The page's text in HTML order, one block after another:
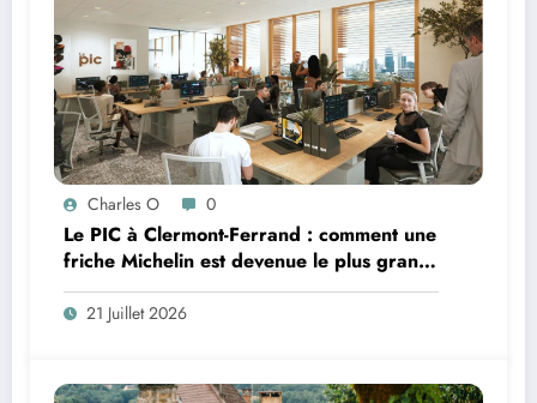
Charles O 0
Le PIC à Clermont-Ferrand : comment une
friche Michelin est devenue le plus grand
coworking de France ?
21 Juillet 2026